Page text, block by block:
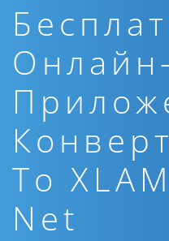
Онлайн-
To
Net